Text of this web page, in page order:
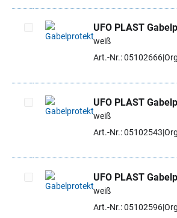
Artikel auswählen
UFO PLAST
weiß
Art.-Nr.: 05102666
Artikel auswählen
UFO PLAST
weiß
Art.-Nr.: 05102543
Artikel auswählen
UFO PLAST
weiß
Art.-Nr.: 05102596